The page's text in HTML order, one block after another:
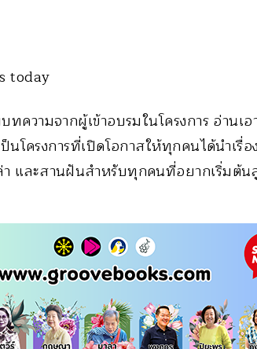
today
ทความจากผู้เข้าอบรมในโครงการ อ่านเอ
นโครงการที่เปิดโอกาสให้ทุกคนได้นำเรื่
า และสานฝันสำหรับทุกคนที่อยากเริ่มต้น